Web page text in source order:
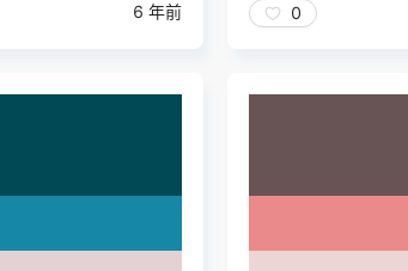
6 年前 0